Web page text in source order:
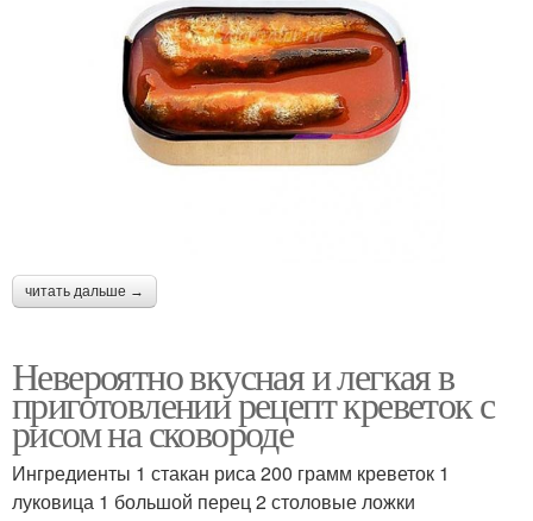
читать дальше →
Невероятно вкусная и легкая в
приготовлении рецепт креветок с
рисом на сковороде
Ингредиенты 1 стакан риса 200 грамм креветок 1
луковица 1 большой перец 2 столовые ложки